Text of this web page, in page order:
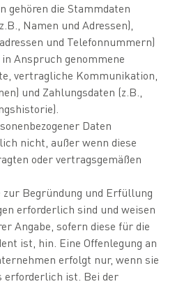
gehören die Stammdaten
Namen und Adressen),
und Telefonnummern)
Anspruch genommene
vertragliche Kommunikation,
und Zahlungsdaten (z.B.,
Daten
nicht, außer wenn diese
oder vertragsgemäßen
Begründung und Erfüllung
erforderlich sind und weisen
Angabe, sofern diese für die
ist, hin. Eine Offenlegung an
erfolgt nur, wenn sie
erforderlich ist. Bei der